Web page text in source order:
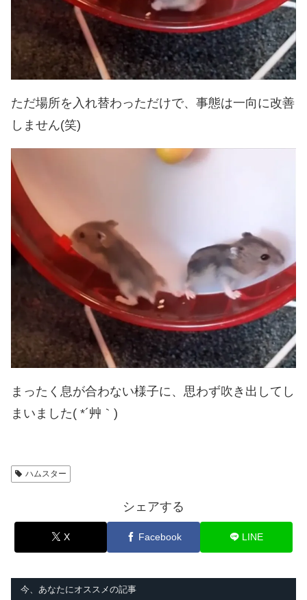
ただ場所を入れ替わっただけで、事態は一向に改善
しません(笑)
まったく息が合わない様子に、思わず吹き出してし
まいました( *´艸｀)
ハムスター
シェアする
X Facebook LINE
今、あなたにオススメの記事